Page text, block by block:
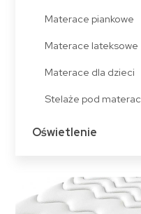
Materace piankowe
Materace lateksowe
Materace dla dzieci
Stelaże pod materac
Oświetlenie